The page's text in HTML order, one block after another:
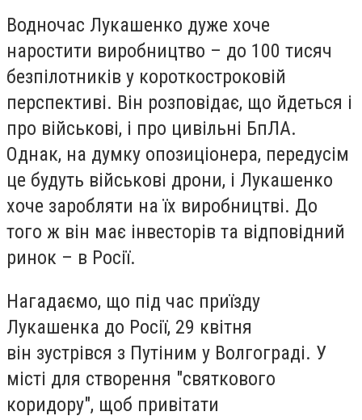
Водночас Лукашенко дуже хоче
наростити виробництво – до 100 тисяч
безпілотників у короткостроковій
перспективі. Він розповідає, що йдеться і
про військові, і про цивільні БпЛА.
Однак, на думку опозиціонера, передусім
це будуть військові дрони, і Лукашенко
хоче заробляти на їх виробництві. До
того ж він має інвесторів та відповідний
ринок – в Росії.
Нагадаємо, що під час приїзду
Лукашенка до Росії, 29 квітня
він зустрівся з Путіним у Волгограді. У
місті для створення "святкового
коридору", щоб привітати